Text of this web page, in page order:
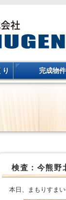
り 完成物件
検査：今熊野
本日、まもりすま